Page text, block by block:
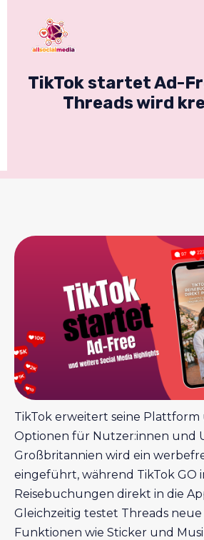
TikTok startet Ad-
Threads wird
TikTok erweitert seine Plattform
Optionen für Nutzer:innen und
Großbritannien wird ein
eingeführt, während TikTok GO
Reisebuchungen direkt in die
Gleichzeitig testet Threads
Funktionen wie Sticker und